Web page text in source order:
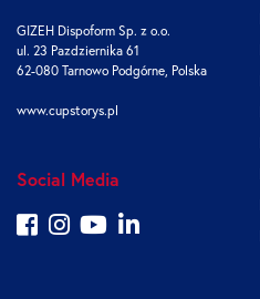
GIZEH Dispoform Sp. z o.o.
ul. 23 Pazdziernika 61
62-080 Tarnowo Podgórne, Polska
www.cupstorys.pl
Social Media